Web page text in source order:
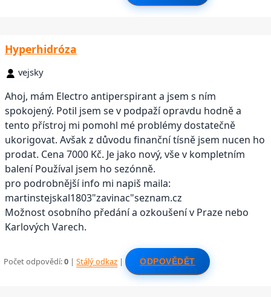
Hyperhidróza
vejsky
Ahoj, mám Electro antiperspirant a jsem s ním
spokojený. Potil jsem se v podpaží opravdu hodně a
tento přístroj mi pomohl mé problémy dostatečně
ukorigovat. Avšak z důvodu finanční tísně jsem nucen ho
prodat. Cena 7000 Kč. Je jako nový, vše v kompletním
balení Používal jsem ho sezónně.
pro podrobnější info mi napiš maila:
martinstejskal1803"zavinac"seznam.cz
Možnost osobního předání a ozkoušení v Praze nebo
Karlových Varech.
Počet odpovědí:0 |Stálý odkaz | ODPOVĚDĚT